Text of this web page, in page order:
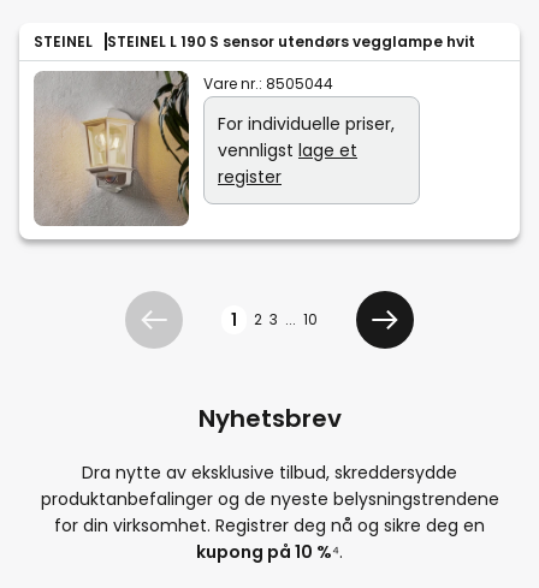
STEINEL STEINEL L 190 S sensor utendørs vegglampe hvit
Vare nr.: 8505044
For individuelle priser,
vennligst lage et
register
Tidligere 1 2 3 ... 10
Neste
Nyhetsbrev
Dra nytte av eksklusive tilbud, skreddersydde
produktanbefalinger og de nyeste belysningstrendene
for din virksomhet. Registrer deg nå og sikre deg en
kupong på 10 %⁴.